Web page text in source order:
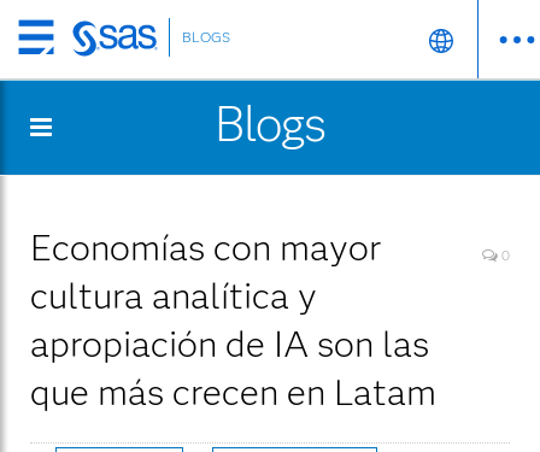
Skip
to
content
BLOGS
Blogs
Economías con mayor
cultura analítica y
apropiación de IA son las
que más crecen en Latam
0